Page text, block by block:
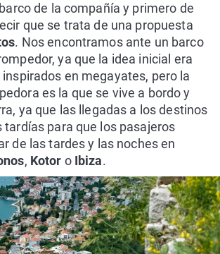
de la compañía y primero de
que se trata de una propuesta
. Nos encontramos ante un barco
ya que la idea inicial era
en megayates, pero la
es la que se vive a bordo y
ya que las llegadas a los destinos
tardías para que los pasajeros
de las tardes y las noches en
, Kotor o Ibiza.